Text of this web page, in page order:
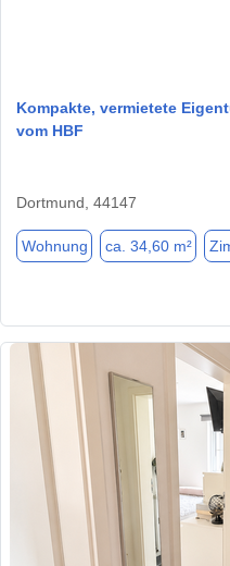
Kompakte, vermietete
vom HBF
Dortmund, 44147
Wohnung ca. 34,60 m²